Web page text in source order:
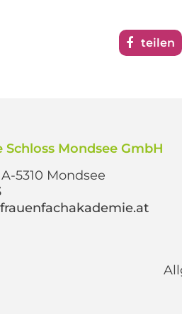
teilen
Mondsee GmbH
5310 Mondsee